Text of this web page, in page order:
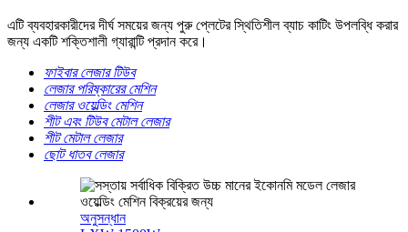
এটি ব্যবহারকারীদের দীর্ঘ সময়ের জন্য পুরু প্লেটের স্থিতিশীল ব্যাচ কাটিং উপলব্ধি করার
জন্য একটি শক্তিশালী গ্যারান্টি প্রদান করে।
ফাইবার লেজার টিউব
লেজার পরিষ্কারের মেশিন
লেজার ওয়েল্ডিং মেশিন
শীট এবং টিউব মেটাল লেজার
শীট মেটাল লেজার
ছোট ধাতব লেজার
অনুসন্ধান